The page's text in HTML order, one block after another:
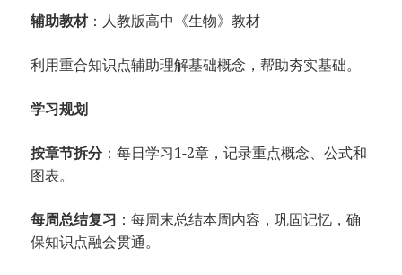
辅助教材：人教版高中《生物》教材
利用重合知识点辅助理解基础概念，帮助夯实基础。
学习规划
按章节拆分：每日学习1-2章，记录重点概念、公式和
图表。
每周总结复习 ：每周末总结本周内容，巩固记忆，确
保知识点融会贯通。